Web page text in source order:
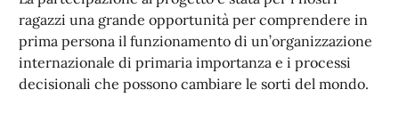
ragazzi una grande opportunità per comprendere in
prima persona il funzionamento di un’organizzazione
internazionale di primaria importanza e i processi
decisionali che possono cambiare le sorti del mondo.